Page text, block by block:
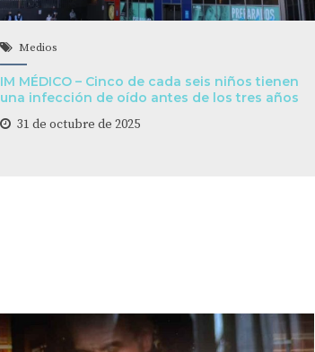
Medios
IM MÉDICO – Cinco de cada seis niños tienen
una infección de oído antes de los tres años
31 de octubre de 2025